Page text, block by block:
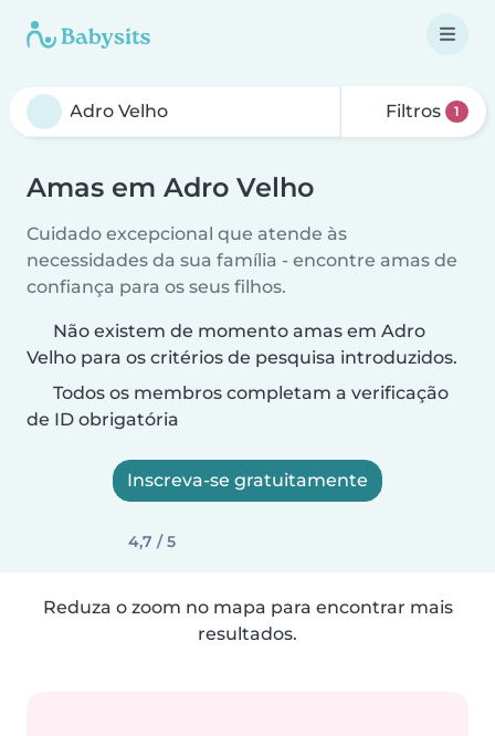
Filtros 1
Amas em Adro Velho
Cuidado excepcional que atende às
necessidades da sua família - encontre amas de
confiança para os seus filhos.
Não existem de momento amas em Adro
Velho para os critérios de pesquisa introduzidos.
Todos os membros completam a verificação
de ID obrigatória
Inscreva-se gratuitamente
4,7 / 5
Reduza o zoom no mapa para encontrar mais
resultados.